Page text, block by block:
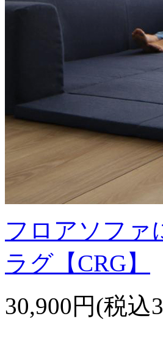
フロアソファ
ラグ【CRG】
30,900円(税込